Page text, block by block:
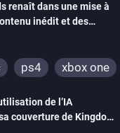
xbox one
64
renaît dans une mise à
inédit et des
ps4 xbox one
de l’IA
couverture de Kingdom